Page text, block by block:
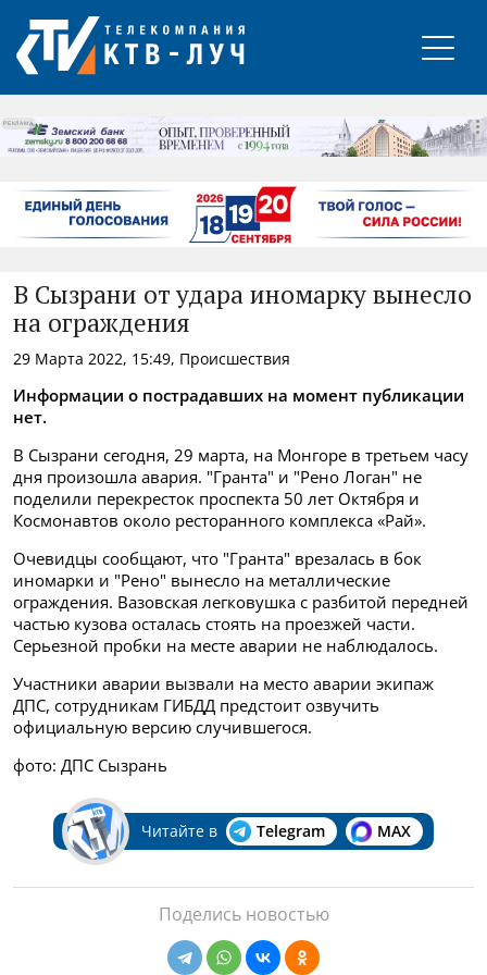
РЕКЛАМА
В Сызрани от удара иномарку вынесло
на ограждения
29 Марта 2022, 15:49, Происшествия
Информации о пострадавших на момент публикации
нет.
В Сызрани сегодня, 29 марта, на Монгоре в третьем часу
дня произошла авария. "Гранта" и "Рено Логан" не
поделили перекресток проспекта 50 лет Октября и
Космонавтов около ресторанного комплекса «Рай».
Очевидцы сообщают, что "Гранта" врезалась в бок
иномарки и "Рено" вынесло на металлические
ограждения. Вазовская легковушка с разбитой передней
частью кузова осталась стоять на проезжей части.
Серьезной пробки на месте аварии не наблюдалось.
Участники аварии вызвали на место аварии экипаж
ДПС, сотрудникам ГИБДД предстоит озвучить
официальную версию случившегося.
фото: ДПС Сызрань
Читайте в Telegram MAX
Поделись новостью